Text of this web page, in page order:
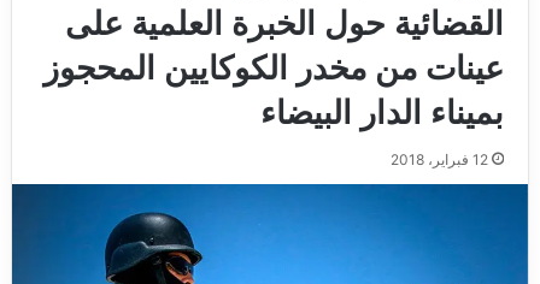
القضائية حول الخبرة العلمية على
عينات من مخدر الكوكايين المحجوز
بميناء الدار البيضاء
12 فبراير، 2018